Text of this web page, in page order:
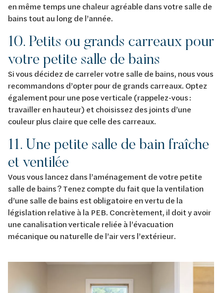
en même temps une chaleur agréable dans votre salle de
bains tout au long de l’année.
10. Petits ou grands carreaux pour
votre petite salle de bains
Si vous décidez de carreler votre salle de bains, nous vous
recommandons d’opter pour de grands carreaux. Optez
également pour une pose verticale (rappelez-vous :
travailler en hauteur) et choisissez des joints d’une
couleur plus claire que celle des carreaux.
11. Une petite salle de bain fraîche
et ventilée
Vous vous lancez dans l’aménagement de votre petite
salle de bains ? Tenez compte du fait que la ventilation
d’une salle de bains est obligatoire en vertu de la
législation relative à la PEB. Concrètement, il doit y avoir
une canalisation verticale reliée à l’évacuation
mécanique ou naturelle de l’air vers l’extérieur.